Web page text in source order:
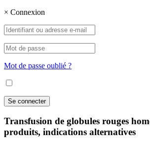
× Connexion
Mot de passe oublié ?
Transfusion de globules rouges
produits, indications alternatives